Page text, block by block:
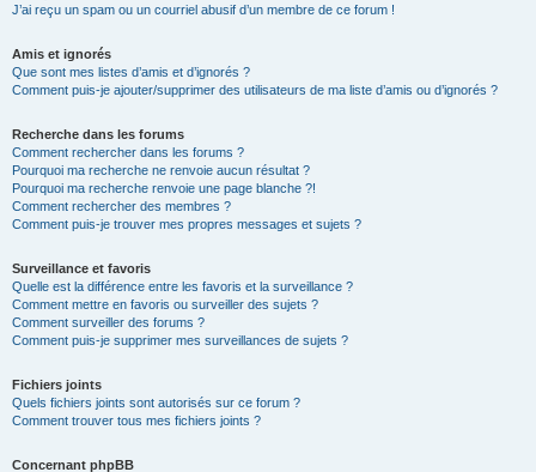
J’ai reçu un spam ou un courriel abusif d’un membre de ce forum !
Amis et ignorés
Que sont mes listes d’amis et d’ignorés ?
Comment puis-je ajouter/supprimer des utilisateurs de ma liste d’amis ou d’ignorés ?
Recherche dans les forums
Comment rechercher dans les forums ?
Pourquoi ma recherche ne renvoie aucun résultat ?
Pourquoi ma recherche renvoie une page blanche ?!
Comment rechercher des membres ?
Comment puis-je trouver mes propres messages et sujets ?
Surveillance et favoris
Quelle est la différence entre les favoris et la surveillance ?
Comment mettre en favoris ou surveiller des sujets ?
Comment surveiller des forums ?
Comment puis-je supprimer mes surveillances de sujets ?
Fichiers joints
Quels fichiers joints sont autorisés sur ce forum ?
Comment trouver tous mes fichiers joints ?
Concernant phpBB